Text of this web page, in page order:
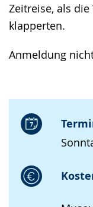
Zeitreise, als
klapperten.
Anmeldung